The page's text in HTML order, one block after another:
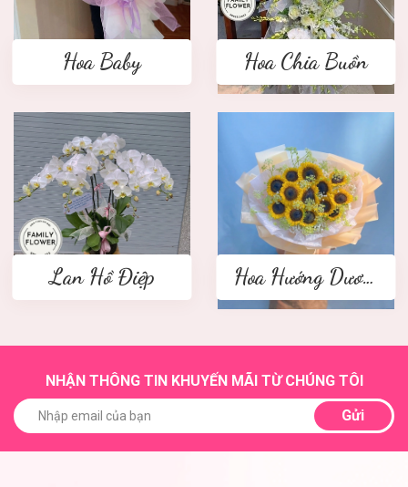
Hoa Baby Hoa Chia Buồn
Lan Hồ Điệp Hoa Hướng Dương
NHẬN THÔNG TIN KHUYẾN MÃI TỪ CHÚNG TÔI
Gửi